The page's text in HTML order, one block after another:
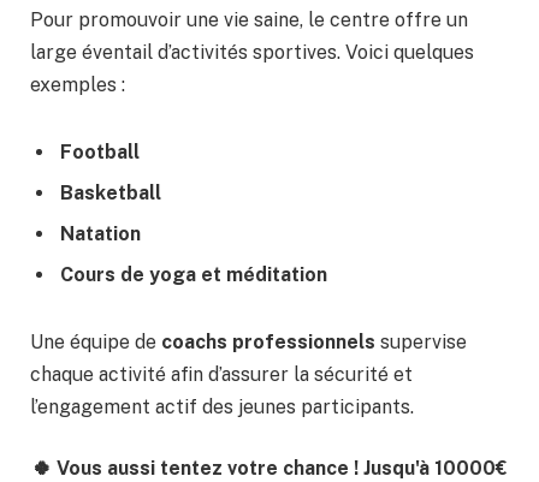
Pour promouvoir une vie saine, le centre offre un
large éventail d’activités sportives. Voici quelques
exemples :
Football
Basketball
Natation
Cours de yoga et méditation
Une équipe de coachs professionnels supervise
chaque activité afin d’assurer la sécurité et
l’engagement actif des jeunes participants.
🍀 Vous aussi tentez votre chance ! Jusqu'à 10000€